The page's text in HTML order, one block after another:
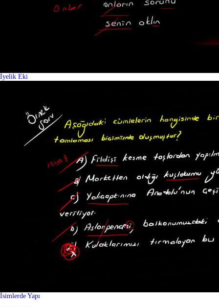
İyelik Eki
İsimlerde Yapı